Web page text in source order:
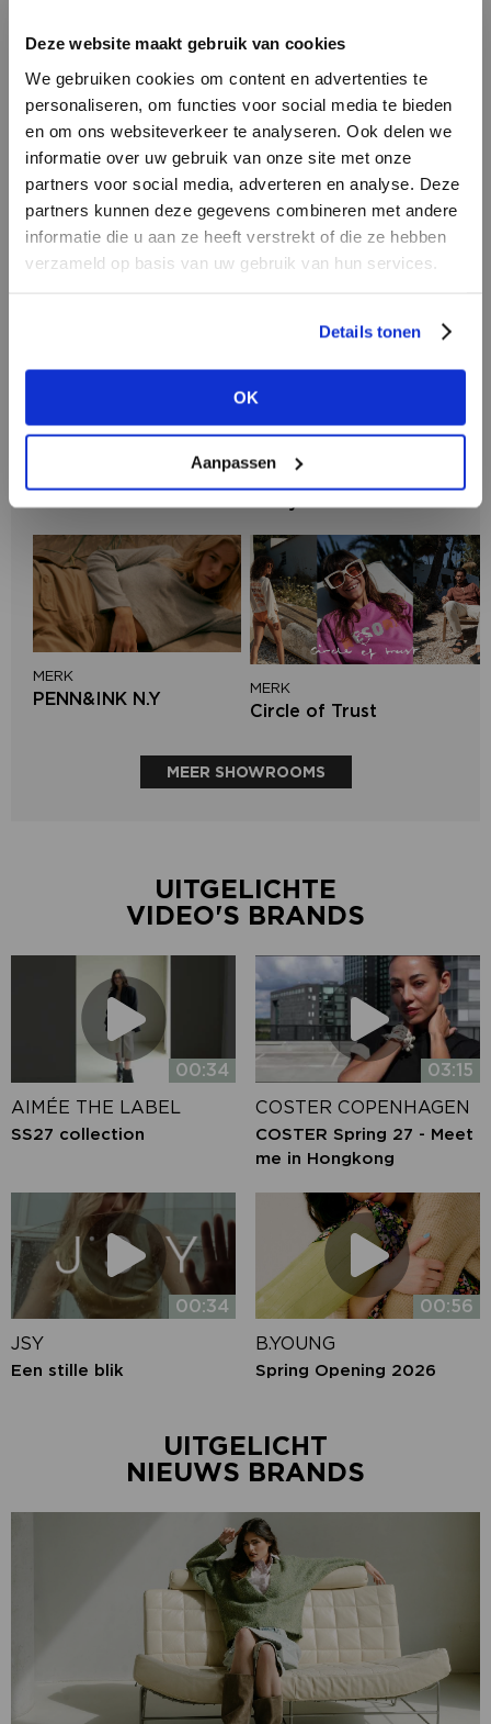
Deze website maakt gebruik van cookies
We gebruiken cookies om content en advertenties te
personaliseren, om functies voor social media te bieden
en om ons websiteverkeer te analyseren. Ook delen we
informatie over uw gebruik van onze site met onze
partners voor social media, adverteren en analyse. Deze
partners kunnen deze gegevens combineren met andere
informatie die u aan ze heeft verstrekt of die ze hebben
verzameld op basis van uw gebruik van hun services.
Details tonen
OK
Aanpassen
INLOGGEN
Wachtwoord
INLOGGEN
NOG GEEN ACCOUNT?
MERK
Aaiko
Harper & Yve
MERK
MERK
Mos Mosh
MERK
PENN&INK N.Y
MERK
Circle of Trust
MEER SHOWROOMS
UITGELICHTE
VIDEO'S BRANDS
00:34
AIMÉE THE LABEL
SS27 collection
03:15
COSTER COPENHAGEN
COSTER Spring 27 - Meet
me in Hongkong
00:34
JSY
Een stille blik
00:56
B.YOUNG
Spring Opening 2026
UITGELICHT
NIEUWS BRANDS